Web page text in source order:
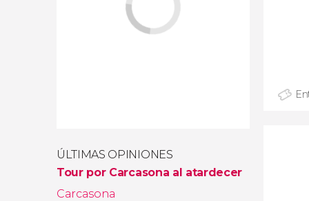
ÚLTIMAS OPINIONES
Tour por Carcasona al atardecer
Carcasona